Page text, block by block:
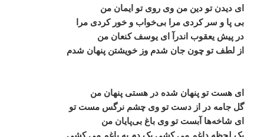
ای دیدن تو دین من وی روی تو ایمان من
بی پا و سر کردی مرا بی‌خواب و خور کردی مرا
در پیش یعقوب اندرآ ای یوسف کنعان من
از لطف تو چون جان شدم وز خویشتن پنهان شدم
ای هست تو پنهان شده در هستی پنهان من
گل جامه در از دست تو وی چشم نرگس مست تو
ای شاخه‌ها آبست تو وی باغ بی‌پایان من